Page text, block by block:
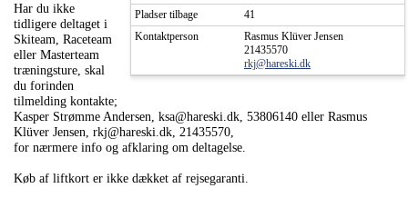
Pladser tilbage
41
Kontaktperson
Rasmus Klüver Jensen
21435570
rkj@hareski.dk
Har du ikke
tidligere deltaget i
Skiteam, Raceteam
eller Masterteam
træningsture, skal
du forinden
tilmelding kontakte;
Kasper Strømme Andersen, ksa@hareski.dk, 53806140 eller Rasmus
Klüver Jensen, rkj@hareski.dk, 21435570,
for nærmere info og afklaring om deltagelse.
Køb af liftkort er ikke dækket af rejsegaranti.